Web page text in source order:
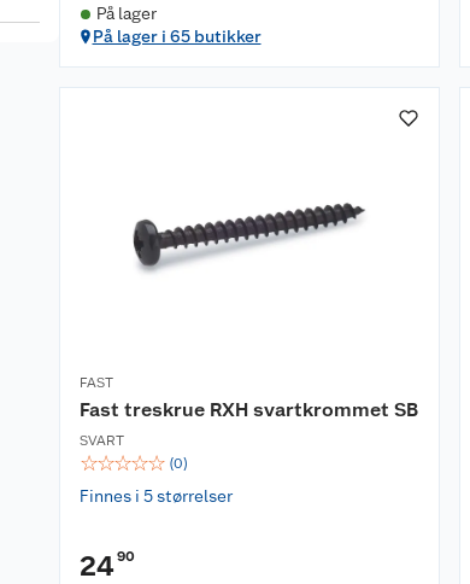
På lager
På lager i 65 butikker
FAST
Fast treskrue RXH svartkrommet SB
SVART
☆☆☆☆☆ (0)
Finnes i 5 størrelser
2490